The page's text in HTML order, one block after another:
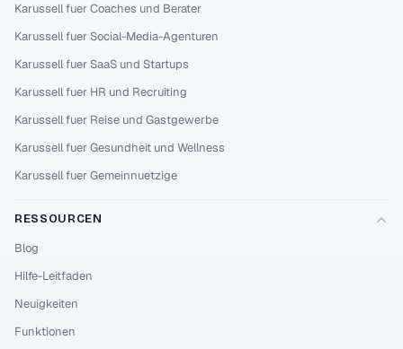
Karussell fuer Coaches und Berater
Karussell fuer Social-Media-Agenturen
Karussell fuer SaaS und Startups
Karussell fuer HR und Recruiting
Karussell fuer Reise und Gastgewerbe
Karussell fuer Gesundheit und Wellness
Karussell fuer Gemeinnuetzige
RESSOURCEN
Blog
Hilfe-Leitfaden
Neuigkeiten
Funktionen